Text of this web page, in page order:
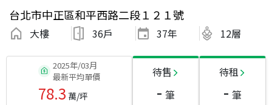
台北市中正區和平西路二段１２１號
大樓 36戶 37年 12層
2025年/03月
最新平均單價
78.3 萬/坪
待售
- 筆
待租
- 筆